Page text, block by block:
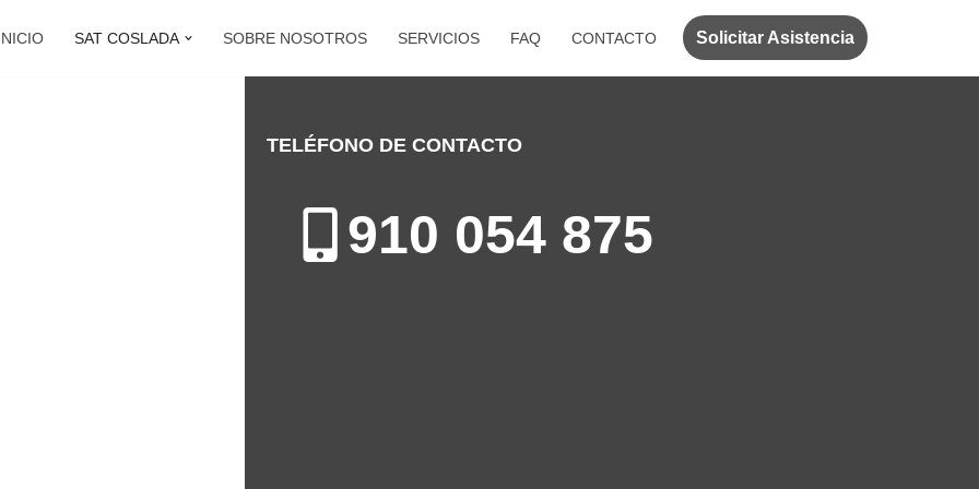
SAT COSLADA SOBRE NOSOTROS SERVICIOS FAQ CONTACTO Solicitar Asistencia
TELÉFONO DE CONTACTO
910 054 875